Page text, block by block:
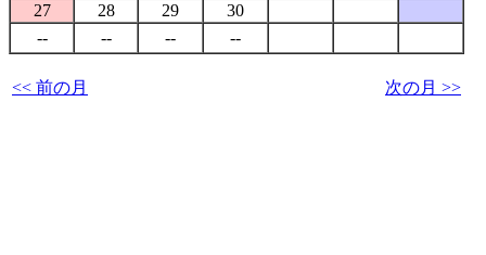
27
28 29
30
--
-- -- --
<< 前の月 次の月 >>